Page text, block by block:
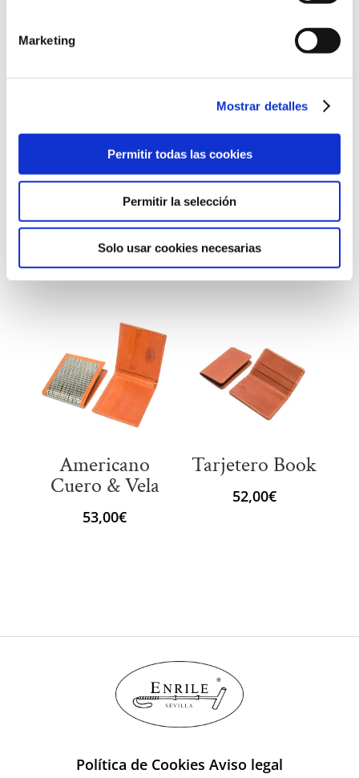
Marketing
Mostrar detalles
Permitir todas las cookies
Permitir la selección
Solo usar cookies necesarias
Cartera de
Señora
Cuero&Vela
116,00€
Americana
Original
57,00
Americano
Cuero & Vela
53,00€
Tarjetero Book
52,00€
Política de Cookies Aviso legal